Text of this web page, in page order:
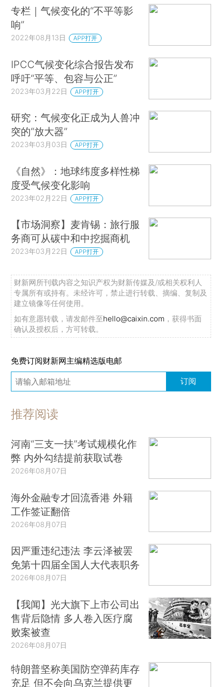
专栏｜气候变化的“不平等影
响”
2022年08月13日 APP打开
IPCC气候变化综合报告发布
呼吁“平等、包容与公正”
2023年03月22日 APP打开
研究：气候变化正成为人兽冲
突的“放大器”
2023年03月03日 APP打开
《自然》：地球纬度多样性梯
度受气候变化影响
2023年02月22日 APP打开
【市场洞察】麦肯锡：旅行服
务商可从碳中和中挖掘商机
2023年03月22日 APP打开
财新网所刊载内容之知识产权为财新传媒及/或相关权利人
专属所有或持有。未经许可，禁止进行转载、摘编、复制及
建立镜像等任何使用。
如有意愿转载，请发邮件至hello@caixin.com ，获得书面
确认及授权后，方可转载。
免费订阅财新网主编精选版电邮
订阅
推荐阅读
河南“三支一扶”考试规模化作
弊 内外勾结提前获取试卷
2026年08月07日
海外金融专才回流香港 外籍
工作签证翻倍
2026年08月07日
因严重违纪违法 李云泽被罢
免第十四届全国人大代表职务
2026年08月07日
【我闻】光大旗下上市公司出
售背后隐情 多人卷入医疗腐
败案被查
2026年08月07日
特朗普坚称美国防空弹药库存
充足 但不会向乌克兰提供更